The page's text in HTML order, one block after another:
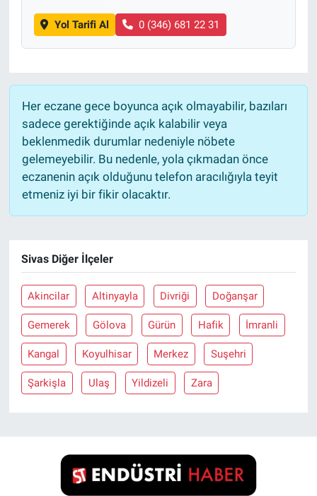
Yol Tarifi Al 0 (346) 681 22 31
Her eczane gece boyunca açık olmayabilir, bazıları
sadece gerektiğinde açık kalabilir veya
beklenmedik durumlar nedeniyle nöbete
gelemeyebilir. Bu nedenle, yola çıkmadan önce
eczanenin açık olduğunu telefon aracılığıyla teyit
etmeniz iyi bir fikir olacaktır.
Sivas Diğer İlçeler
Akincilar Altinyayla Divriği Doğanşar
Gemerek Gölova Gürün Hafik İmranli
Kangal Koyulhisar Merkez Suşehri
Şarkişla Ulaş Yildizeli Zara